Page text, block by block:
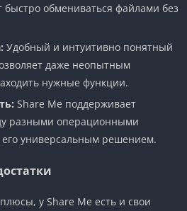
быстро обмениваться файлами без
Удобный и интуитивно понятный
даже неопытным
нужные функции.
Share Me поддерживает
разными операционными
его универсальным решением.
у Share Me есть и свои